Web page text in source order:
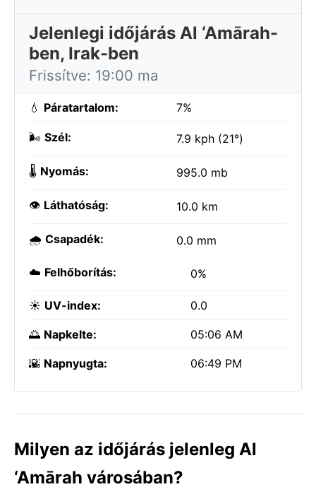
Jelenlegi időjárás Al ‘Amārah-
ben, Irak-ben
Frissítve: 19:00 ma
💧 Páratartalom: 7%
🌬️ Szél: 7.9 kph (21°)
🌡️ Nyomás: 995.0 mb
👁️ Láthatóság: 10.0 km
🌧️ Csapadék: 0.0 mm
☁️ Felhőborítás: 0%
☀️ UV-index: 0.0
🌅 Napkelte: 05:06 AM
🌇 Napnyugta: 06:49 PM
Milyen az időjárás jelenleg Al
‘Amārah városában?